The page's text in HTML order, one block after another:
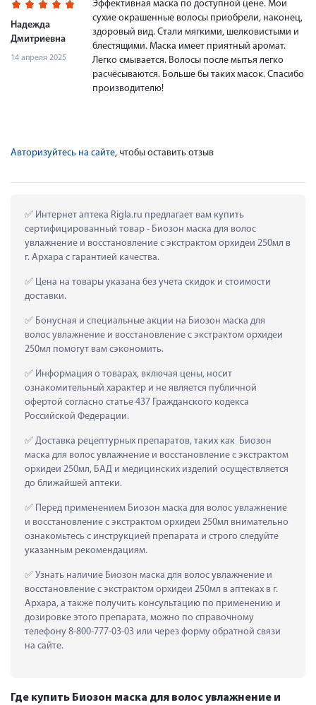
Надежда
Дмитриевна
14 апреля 2025
Эффективная маска по доступной цене. Мои
сухие окрашенные волосы приобрели, наконец,
здоровый вид. Стали мягкими, шелковистыми и
блестящими. Маска имеет приятный аромат.
Легко смывается. Волосы после мытья легко
расчёсываются. Больше бы таких масок. Спасибо
производителю!
Авторизуйтесь на сайте, чтобы оставить отзыв
Интернет аптека Rigla.ru предлагает вам купить
сертифицированный товар - Биозон маска для волос
увлажнение и восстановление с экстрактом орхидеи 250мл в
г. Архара с гарантией качества.
Цена на товары указана без учета скидок и стоимости
доставки.
Бонусная и специальные акции на Биозон маска для
волос увлажнение и восстановление с экстрактом орхидеи
250мл помогут вам сэкономить.
Информация о товарах, включая цены, носит
ознакомительный характер и не является публичной
офертой согласно статье 437 Гражданского кодекса
Российской Федерации.
Доставка рецептурных препаратов, таких как  Биозон
маска для волос увлажнение и восстановление с экстрактом
орхидеи 250мл, БАД и медицинских изделий осуществляется
до ближайшей аптеки.
Перед применением Биозон маска для волос увлажнение
и восстановление с экстрактом орхидеи 250мл внимательно
ознакомьтесь с инструкцией препарата и строго следуйте
указанным рекомендациям.
Узнать наличие Биозон маска для волос увлажнение и
восстановление с экстрактом орхидеи 250мл в аптеках в г.
Архара, а также получить консультацию по применению и
дозировке этого препарата, можно по справочному
телефону 8-800-777-03-03 или через форму обратной связи
на сайте.
Где купить Биозон маска для волос увлажнение и